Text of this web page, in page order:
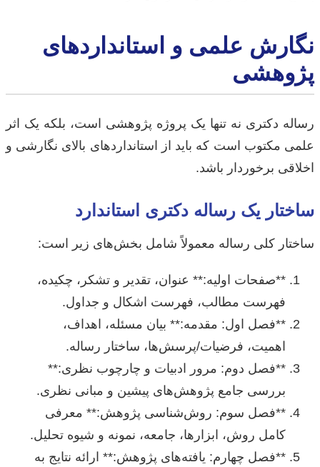
نگارش علمی و استانداردهای
پژوهشی
رساله دکتری نه تنها یک پروژه پژوهشی است، بلکه یک اثر
علمی مکتوب است که باید از استانداردهای بالای نگارشی و
اخلاقی برخوردار باشد.
ساختار یک رساله دکتری استاندارد
ساختار کلی رساله معمولاً شامل بخش‌های زیر است:
**صفحات اولیه:** عنوان، تقدیر و تشکر، چکیده،
فهرست مطالب، فهرست اشکال و جداول.
**فصل اول: مقدمه:** بیان مسئله، اهداف،
اهمیت، فرضیات/پرسش‌ها، ساختار رساله.
**فصل دوم: مرور ادبیات و چارچوب نظری:**
بررسی جامع پژوهش‌های پیشین و مبانی نظری.
**فصل سوم: روش‌شناسی پژوهش:** معرفی
کامل روش، ابزارها، جامعه، نمونه و شیوه تحلیل.
**فصل چهارم: یافته‌های پژوهش:** ارائه نتایج به